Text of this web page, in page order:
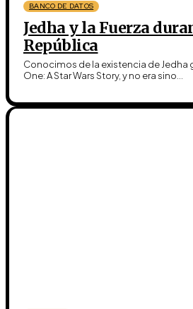
BANCO DE DATOS
Jedha y la Fuerza
República
Conocimos de la existencia de Jedha
One: A Star Wars Story, y no era sino...